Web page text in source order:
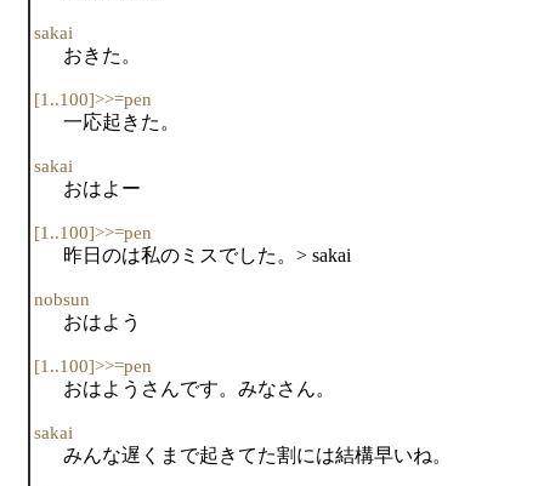
sakai
おきた。
[1..100]>>=pen
一応起きた。
sakai
おはよー
[1..100]>>=pen
昨日のは私のミスでした。> sakai
nobsun
おはよう
[1..100]>>=pen
おはようさんです。みなさん。
sakai
みんな遅くまで起きてた割には結構早いね。